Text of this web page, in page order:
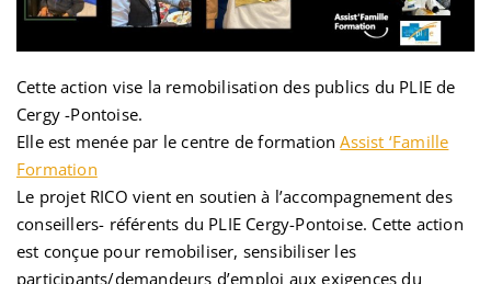
Cette action vise la remobilisation des publics du PLIE de
Cergy -Pontoise.
Elle est menée par le centre de formationAssist ‘Famille
Formation
Le projet RICO vient en soutien à l’accompagnement des
conseillers- référents du PLIE Cergy-Pontoise. Cette action
est conçue pour remobiliser, sensibiliser les
participants/demandeurs d’emploi aux exigences du